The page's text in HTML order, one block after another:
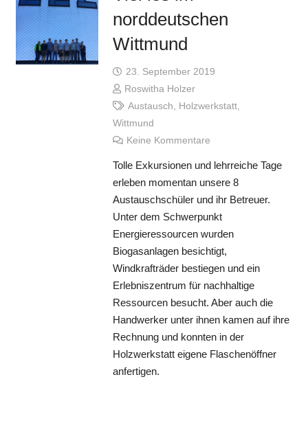
norddeutschen
Wittmund
23. September 2019
Roswitha Holzer
Austausch, Holzwerkstatt,
Wittmund
Keine Kommentare
Tolle Exkursionen und lehrreiche Tage
erleben momentan unsere 8
Austauschschüler und ihr Betreuer.
Unter dem Schwerpunkt
Energieressourcen wurden
Biogasanlagen besichtigt,
Windkrafträder bestiegen und ein
Erlebniszentrum für nachhaltige
Ressourcen besucht. Aber auch die
Handwerker unter ihnen kamen auf ihre
Rechnung und konnten in der
Holzwerkstatt eigene Flaschenöffner
anfertigen.